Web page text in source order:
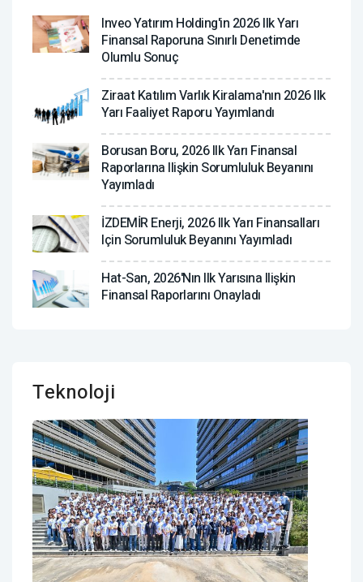
Inveo Yatırım Holding'in 2026 Ilk Yarı
Finansal Raporuna Sınırlı Denetimde
Olumlu Sonuç
Ziraat Katılım Varlık Kiralama'nın 2026 Ilk
Yarı Faaliyet Raporu Yayımlandı
Borusan Boru, 2026 Ilk Yarı Finansal
Raporlarına Ilişkin Sorumluluk Beyanını
Yayımladı
İZDEMİR Enerji, 2026 Ilk Yarı Finansalları
Için Sorumluluk Beyanını Yayımladı
Hat-San, 2026'nın Ilk Yarısına Ilişkin
Finansal Raporlarını Onayladı
Teknoloji